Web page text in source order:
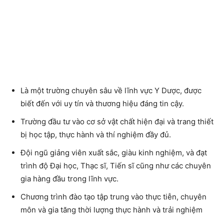
Là một trường chuyên sâu về lĩnh vực Y Dược, được
biết đến với uy tín và thương hiệu đáng tin cậy.
Trường đầu tư vào cơ sở vật chất hiện đại và trang thiết
bị học tập, thực hành và thí nghiệm đầy đủ.
Đội ngũ giảng viên xuất sắc, giàu kinh nghiệm, và đạt
trình độ Đại học, Thạc sĩ, Tiến sĩ cũng như các chuyên
gia hàng đầu trong lĩnh vực.
Chương trình đào tạo tập trung vào thực tiễn, chuyên
môn và gia tăng thời lượng thực hành và trải nghiệm